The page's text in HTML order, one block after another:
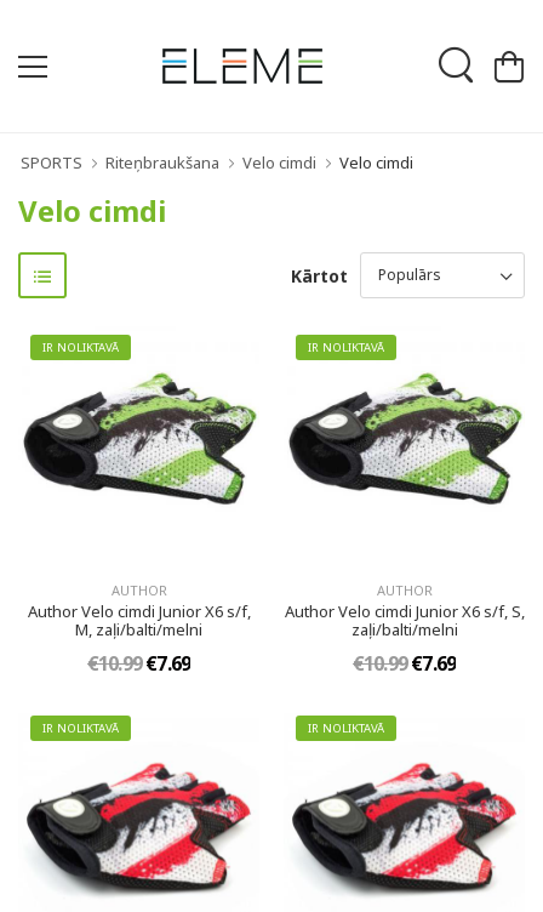
SPORTS Riteņbraukšana Velo cimdi Velo cimdi
Velo cimdi
Kārtot
IR NOLIKTAVĀ
AUTHOR
Author Velo cimdi Junior X6 s/f,
M, zaļi/balti/melni
€10.99€7.69
IR NOLIKTAVĀ
AUTHOR
Author Velo cimdi Junior X6 s/f, S,
zaļi/balti/melni
€10.99€7.69
IR NOLIKTAVĀ IR NOLIKTAVĀ